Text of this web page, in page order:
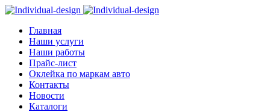
Главная
Наши услуги
Наши работы
Прайс-лист
Оклейка по маркам авто
Контакты
Новости
Каталоги